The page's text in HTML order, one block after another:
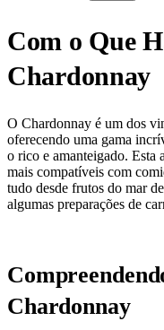
Com o Que
Chardonnay
O Chardonnay é um dos
oferecendo uma gama
o rico e amanteigado. Esta
mais compatíveis com
tudo desde frutos do mar
algumas preparações de
Chardonnay